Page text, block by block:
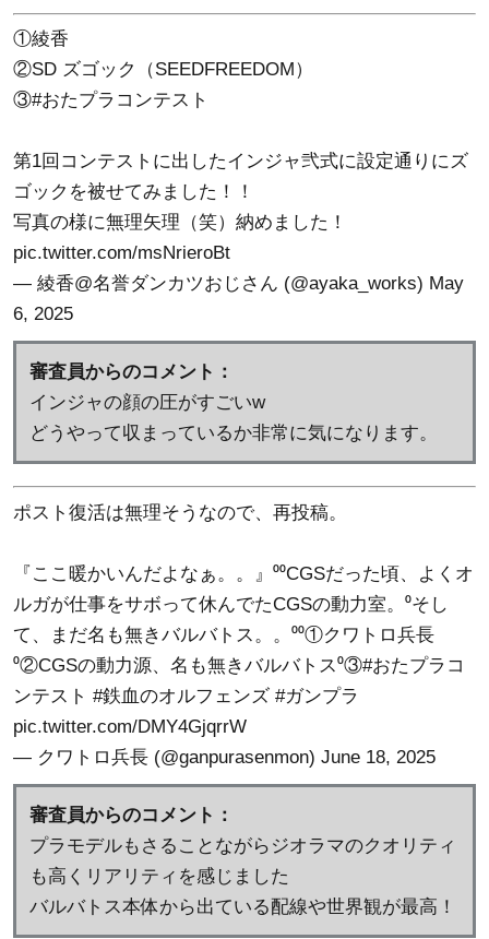
①綾香
②SD ズゴック（SEEDFREEDOM）
③#おたプラコンテスト
第1回コンテストに出したインジャ弐式に設定通りにズ
ゴックを被せてみました！！
写真の様に無理矢理（笑）納めました！
pic.twitter.com/msNrieroBt
— 綾香@名誉ダンカツおじさん (@ayaka_works) May
6, 2025
審査員からのコメント：
インジャの顔の圧がすごいw
どうやって収まっているか非常に気になります。
ポスト復活は無理そうなので、再投稿。
『ここ暖かいんだよなぁ。。』⁰⁰CGSだった頃、よくオ
ルガが仕事をサボって休んでたCGSの動力室。⁰そし
て、まだ名も無きバルバトス。。⁰⁰①クワトロ兵長
⁰②CGSの動力源、名も無きバルバトス⁰③#おたプラコ
ンテスト #鉄血のオルフェンズ #ガンプラ
pic.twitter.com/DMY4GjqrrW
— クワトロ兵長 (@ganpurasenmon)June 18, 2025
審査員からのコメント：
プラモデルもさることながらジオラマのクオリティ
も高くリアリティを感じました
バルバトス本体から出ている配線や世界観が最高！